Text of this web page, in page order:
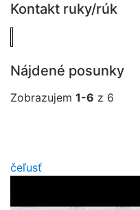
Kontakt ruky/rúk
Nájdené posunky
Zobrazujem 1-6 z 6
čeľusť